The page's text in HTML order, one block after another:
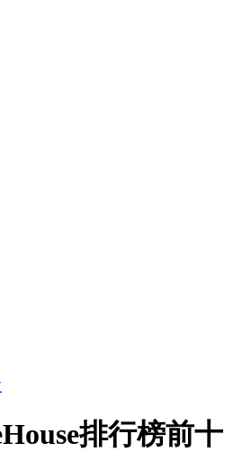
排行榜前十